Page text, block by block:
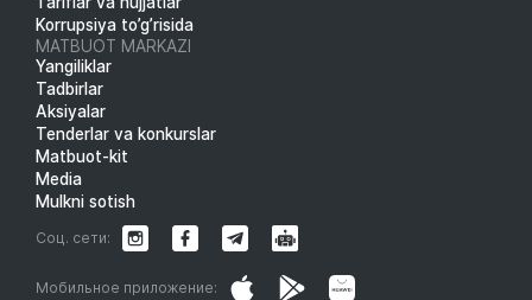
Korrupsiya to’g’risida
MATBUOT MARKAZI
Yangiliklar
Tadbirlar
Aksiyalar
Tenderlar va konkurslar
Matbuot-kit
Media
Mulkni sotish
Мобильное приложение:
Соц. сети: